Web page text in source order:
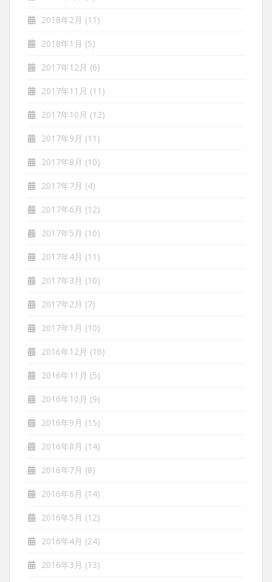
2018年2月 (11)
2018年1月 (5)
2017年12月 (6)
2017年11月 (11)
2017年10月 (12)
2017年9月 (11)
2017年8月 (10)
2017年7月 (4)
2017年6月 (12)
2017年5月 (10)
2017年4月 (11)
2017年3月 (10)
2017年2月 (7)
2017年1月 (10)
2016年12月 (16)
2016年11月 (5)
2016年10月 (9)
2016年9月 (15)
2016年8月 (14)
2016年7月 (8)
2016年6月 (14)
2016年5月 (12)
2016年4月 (24)
2016年3月 (13)